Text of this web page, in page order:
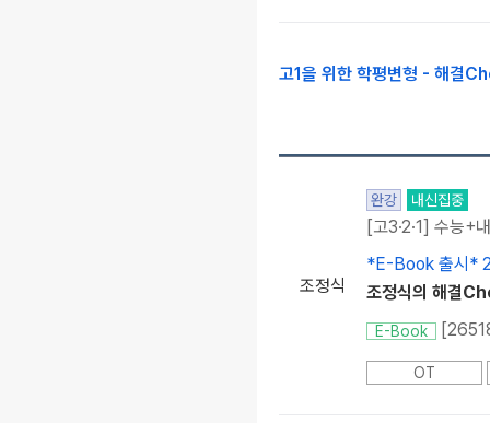
고1을 위한 학평변형 - 해결
조정식
완강 내신집중
[고3·2·1] 수능+
*E-Book 출시*
조정식의 해결
E-Book
OT